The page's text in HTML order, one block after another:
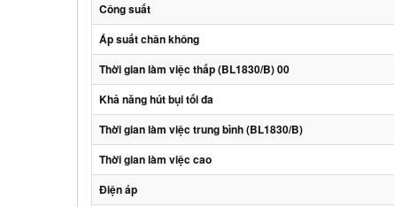
Công suất
Áp suất chân không
Thời gian làm việc thấp (BL1830/B) 00
Khả năng hút bụi tối đa
Thời gian làm việc trung bình (BL1830/B)
Thời gian làm việc cao
Điện áp